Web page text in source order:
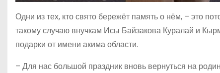
Одни из тех, кто свято бережёт память о нём, – это
такому случаю внучкам Исы Байзакова Куралай и
подарки от имени акима области.
– Для нас большой праздник вновь вернуться на